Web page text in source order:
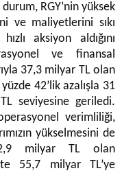
durum, RGY’nin yüksek
ve maliyetlerini sıkı
aksiyon aldığını
ve finansal
37,3 milyar TL olan
42’lik azalışla 31
seviyesine geriledi.
verimliliği,
yükselmesini de
milyar TL olan
55,7 milyar TL’ye